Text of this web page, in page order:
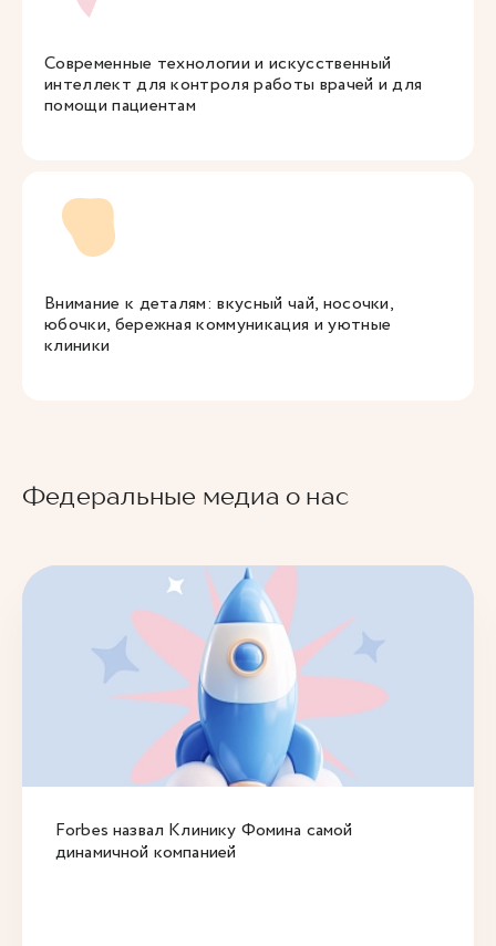
Современные технологии и искусственный
интеллект для контроля работы врачей и для
помощи пациентам
Внимание к деталям: вкусный чай, носочки,
юбочки, бережная коммуникация и уютные
клиники
Федеральные медиа о нас
Forbes назвал Клинику Фомина самой
динамичной компанией